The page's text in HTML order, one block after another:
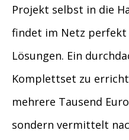
Projekt selbst in die
findet im Netz
Lösungen. Ein
Komplettset zu
mehrere Tausend
sondern vermittelt